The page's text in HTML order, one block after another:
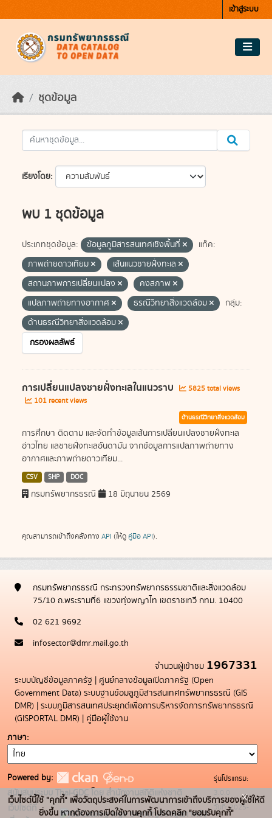
เข้าสู่ระบบ
ชุดข้อมูล
เรียงโดย
พบ 1 ชุดข้อมูล
ประเภทชุดข้อมูล: ข้อมูลภูมิสารสนเทศเชิงพื้นที่
แท็ค:
ภาพถ่ายดาวเทียม
เส้นแนวชายฝั่งทะเล
สถานภาพการเปลี่ยนแปลง
คงสภาพ
แปลภาพถ่ายทางอากาศ
ธรณีวิทยาสิ่งแวดล้อม
กลุ่ม:
ด้านธรณีวิทยาสิ่งแวดล้อม
กรองผลลัพธ์
การเปลี่ยนแปลงชายฝั่งทะเลในแนวราบ
5825 total views
101 recent views
ด้านธรณีวิทยาสิ่งแวดล้อม
การศึกษา ติดตาม และจัดทำข้อมูลเส้นการเปลี่ยนแปลงชายฝั่งทะเล
อ่าวไทย แลชายฝั่งทะเลอันดามัน จากข้อมูลการแปลภาพถ่ายทาง
อากาศและภาพถ่ายดาวเทียม...
CSV SHP DOC
กรมทรัพยากรธรณี 18 มิถุนายน 2569
คุณสามารถเข้าถึงคลังทาง API (ให้ดู คู่มือ API).
กรมทรัพยากรธรณี กระทรวงทรัพยากรธรรมชาติและสิ่งแวดล้อม
75/10 ถ.พระรามที่6 แขวงทุ่งพญาไท เขตราชเทวี กทม. 10400
02 621 9692
infosector@dmr.mail.go.th
จำนวนผู้เข้าชม 1967331
ระบบบัญชีข้อมูลภาครัฐ | ศูนย์กลางข้อมูลเปิดภาครัฐ (Open
Government Data) ระบบฐานข้อมลูภูมิสารสนเทศทรัพยากรธรณี (GIS
DMR) | ระบบภูมิสารสนเทศประยุกต์เพื่อการบริหารจัดการทรัพยากรธรณี
(GISPORTAL DMR) | คู่มือผู้ใช้งาน
ภาษา
Powered by:
สนับสนุนระบบ Thai-GDC โดย สำนักงานสถิติแห่งชาติ
เว็บไซต์ที่
ระบบบัญชีข้อมูลภาครัฐ
รุ่นโปรแกรม:
3.0.0
วันที่: 2025-
เว็บไซต์นี้ใช้ "คุกกี้" เพื่อวัตถุประสงค์ในการพัฒนาการเข้าถึงบริการของผู้ใช้ให้ดี
ยิ่งขึ้น หากต้องการเปิดใช้งานคุกกี้ โปรดคลิก "ยอมรับคุกกี้"
x